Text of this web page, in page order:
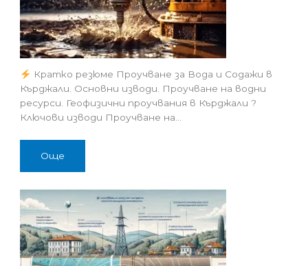
Кратко резюме Проучване за Вода и Содажи в
Кърджали. Основни изводи. Проучване на водни
ресурси. Геофизични проучвания в Кърджали ?
Ключови изводи Проучване на…
Още